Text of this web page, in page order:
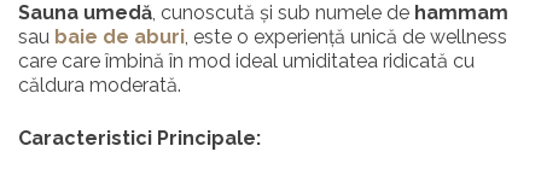
Sauna umedă, cunoscută și sub numele de hammam
sau baie de aburi, este o experiență unică de wellness
care care îmbină în mod ideal umiditatea ridicată cu
căldura moderată.
Caracteristici Principale: